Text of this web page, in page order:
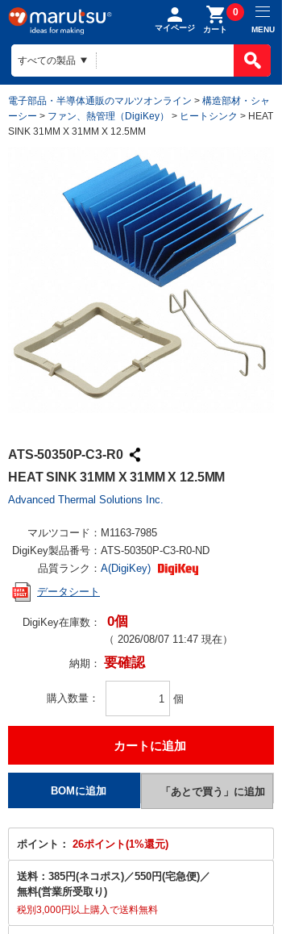
マイページ カート
0
MENU
電子部品・半導体通販のマルツオンライン > 構造部材・シャ
ーシー > ファン、熱管理（DigiKey） > ヒートシンク > HEAT
SINK 31MM X 31MM X 12.5MM
ATS-50350P-C3-R0
HEAT SINK 31MM X 31MM X 12.5MM
Advanced Thermal Solutions Inc.
マルツコード： M1163-7985
DigiKey製品番号： ATS-50350P-C3-R0-ND
品質ランク： A(DigiKey)
データシート
DigiKey在庫数： 0個
（ 2026/08/07 11:47 現在）
納期： 要確認
購入数量 個
ポイント： 26ポイント(1%還元)
送料： 385円(ネコポス)／550円(宅急便)／
無料(営業所受取り)
税別3,000円以上購入で送料無料